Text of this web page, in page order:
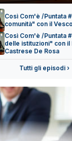
Così Com'è /Puntata
comunità" con il
Così Com'è /Puntata
delle istituzioni" con il
Castrese De Rosa
Tutti gli episodi ›